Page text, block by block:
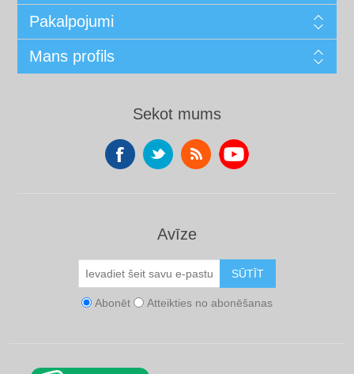
Pakalpojumi
Mans profils
Sekot mums
Avīze
SŪTĪT
Abonēt Atteikties no abonēšanas